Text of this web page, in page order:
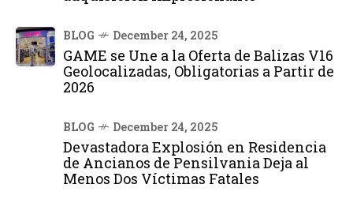
BLOG December 24, 2025
GAME se Une a la Oferta de Balizas V16
Geolocalizadas, Obligatorias a Partir de
2026
BLOG December 24, 2025
Devastadora Explosión en Residencia
de Ancianos de Pensilvania Deja al
Menos Dos Víctimas Fatales